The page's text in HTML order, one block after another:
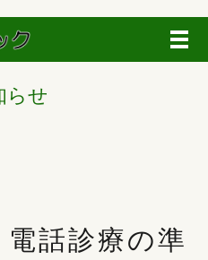
メ
らせ
話診療の準